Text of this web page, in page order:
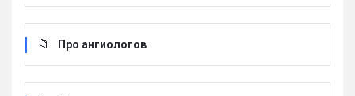
Про ангиологов